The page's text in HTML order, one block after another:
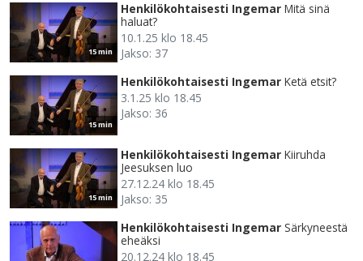
15 min
Henkilökohtaisesti Ingemar Mitä sinä
haluat?
10.1.25 klo 18.45
Jakso: 37
15 min
Henkilökohtaisesti Ingemar Ketä etsit?
3.1.25 klo 18.45
Jakso: 36
15 min
Henkilökohtaisesti Ingemar Kiiruhda
Jeesuksen luo
27.12.24 klo 18.45
Jakso: 35
Henkilökohtaisesti Ingemar Särkyneestä
eheäksi
20.12.24 klo 18.45